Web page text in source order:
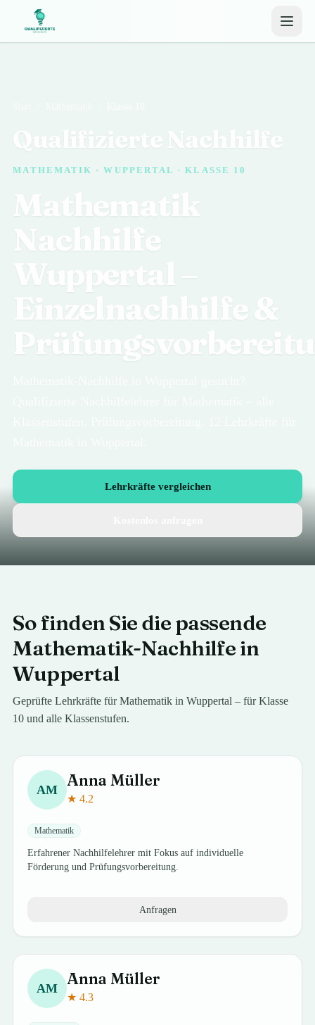
Qualifizierte Nachhilfe
MATHEMATIK · WUPPERTAL · KLASSE 10
Mathematik
Nachhilfe
Wuppertal –
Einzelnachhilfe &
Lehrkräfte vergleichen
So finden Sie die passende
Mathematik-Nachhilfe in
Wuppertal
Geprüfte Lehrkräfte fürMathematik inWuppertal – fürKlasse
10 und alle Klassenstufen.
AM Anna Müller
★4.2
Mathematik
Erfahrener Nachhilfelehrer mit Fokus auf individuelle
Förderung und Prüfungsvorbereitung.
Anfragen
AM Anna Müller
★4.3